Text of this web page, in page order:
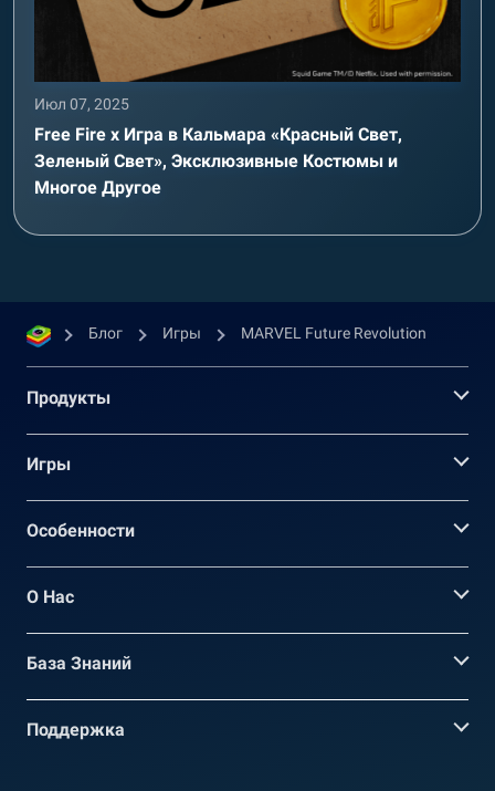
Июл 07, 2025
Free Fire x Игра в Кальмара «Красный Свет,
Зеленый Свет», Эксклюзивные Костюмы и
Многое Другое
Блог Игры MARVEL Future Revolution
Продукты
Игры
Oсобенности
О Нас
База Знаний
Поддержка